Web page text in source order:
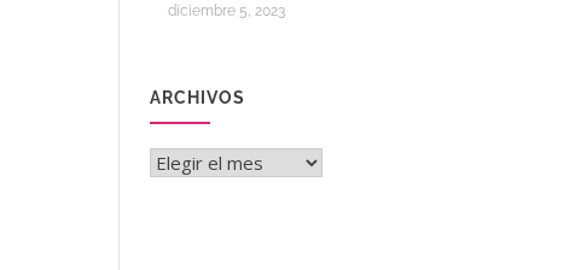
diciembre 5, 2023
ARCHIVOS
Archivos